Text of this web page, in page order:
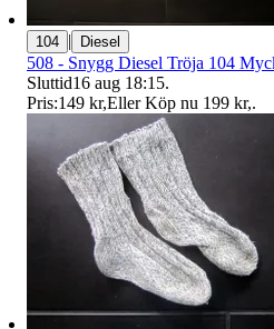
104 | Diesel
508 - Snygg Diesel Tröja 104
Sluttid16 aug 18:15.
Pris:149 kr,Eller Köp nu 199 kr,.